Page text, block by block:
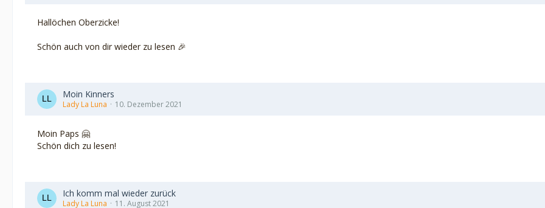
Hallöchen Oberzicke!
Schön auch von dir wieder zu lesen 🎉
Moin Kinners
Lady La Luna 10. Dezember 2021
Moin Paps 🤗
Schön dich zu lesen!
Ich komm mal wieder zurück
Lady La Luna 11. August 2021